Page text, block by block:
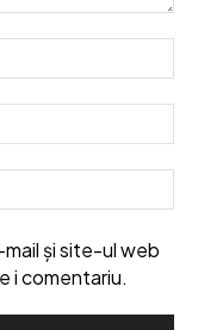
și site-ul web
i comentariu.